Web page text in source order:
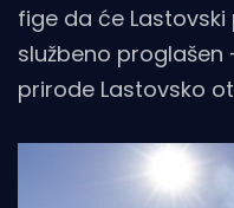
fige da će
službeno proglašen
prirode Lastovsko